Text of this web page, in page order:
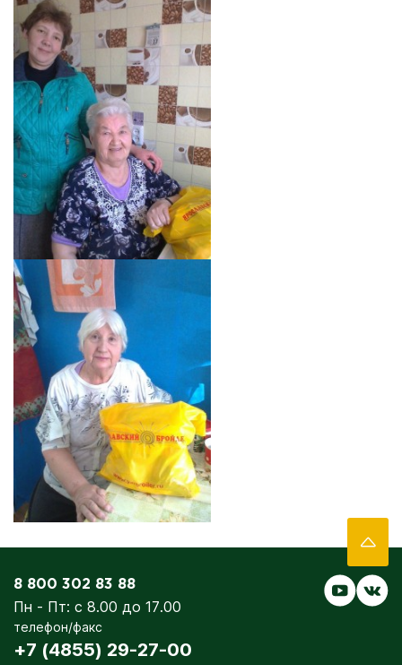
8 800 302 83 88
Пн - Пт: с 8.00 до 17.00
телефон/факс
+7 (4855) 29-27-00